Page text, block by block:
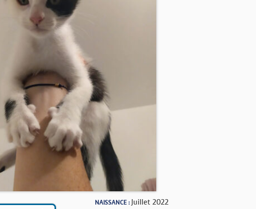
NAISSANCE : Juillet 2022